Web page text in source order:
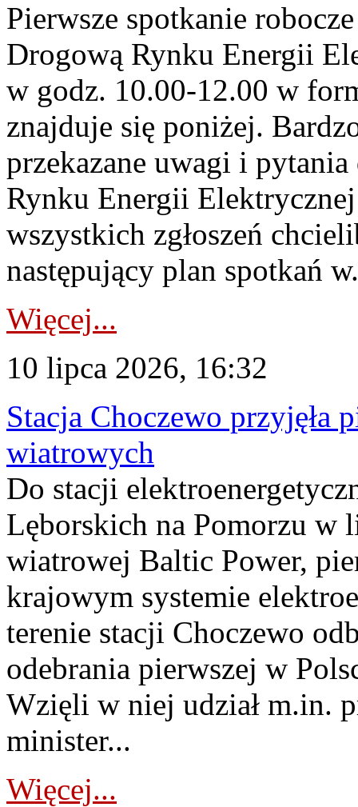
Pierwsze spotkanie
Drogową Rynku Energii
w godz. 10.00-12.00 w
znajduje się poniżej.
przekazane uwagi i
Rynku Energii
wszystkich zgłoszeń
następujący plan spotkań
Więcej...
10 lipca 2026, 16:32
Stacja Choczewo przyjęła
wiatrowych
Do stacji
Lęborskich na Pomorzu w
wiatrowej Baltic Power,
krajowym systemie
terenie stacji Choczewo
odebrania pierwszej w
Wzięli w niej udział m.in.
minister...
Więcej...